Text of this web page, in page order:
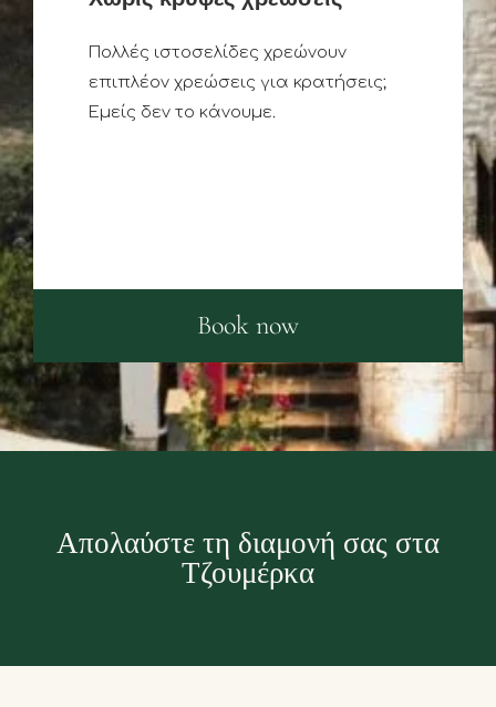
Πολλές ιστοσελίδες χρεώνουν
επιπλέον χρεώσεις για κρατήσεις;
Εμείς δεν το κάνουμε.
Book now
Απολαύστε τη διαμονή σας στα
Τζουμέρκα